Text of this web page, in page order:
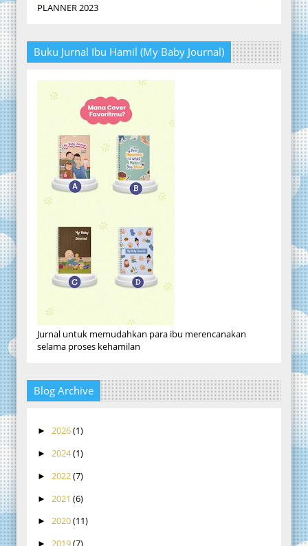
PLANNER 2023
Buku Jurnal Ibu Hamil (My Baby Journal)
Jurnal untuk memudahkan para ibu merencanakan
selama proses kehamilan
Blog Archive
► 2026(1)
► 2024(1)
► 2022(7)
► 2021 (6)
► 2020(11)
► 2019(7)